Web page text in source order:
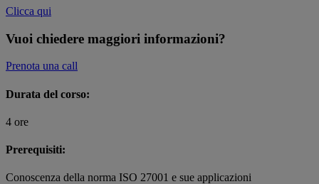
Clicca qui
Vuoi chiedere maggiori informazioni?
Prenota una call
Durata del corso:
4 ore
Prerequisiti:
Conoscenza della norma ISO 27001 e sue applicazioni